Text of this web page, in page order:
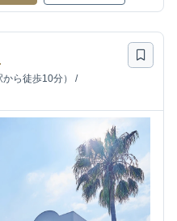
ら徒歩10分）
/